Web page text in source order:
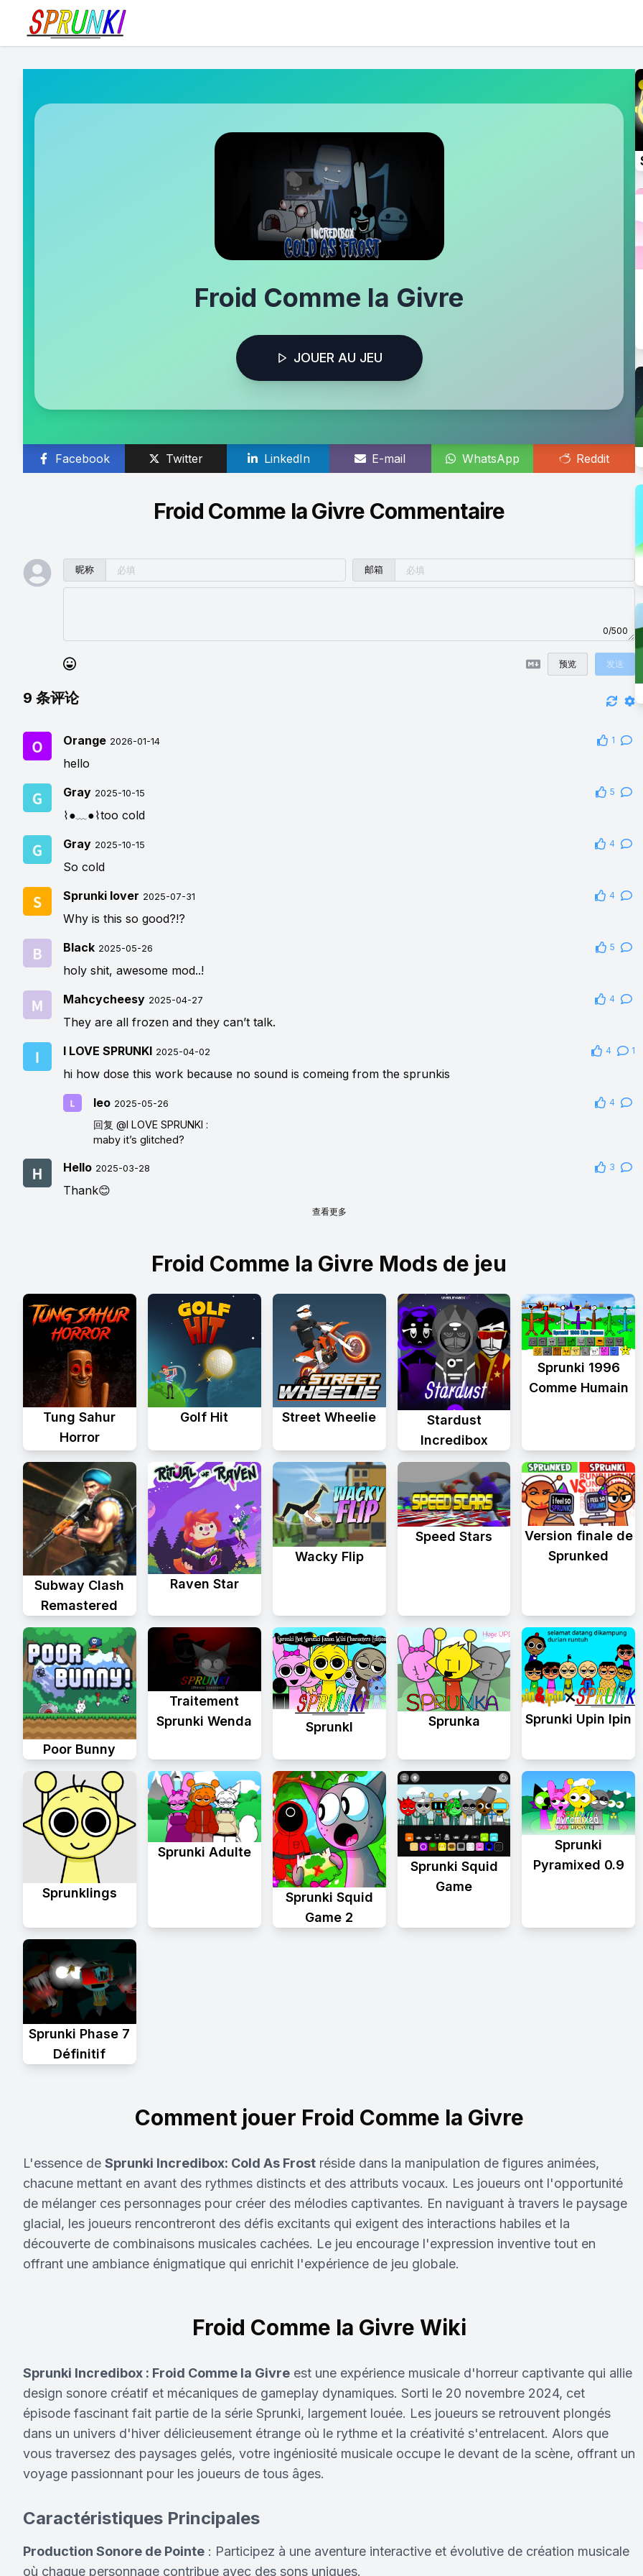
Froid Comme la Givre
JOUER AU JEU
Facebook Twitter LinkedIn E-mail WhatsApp Reddit
Froid Comme la Givre Commentaire
昵称 邮箱
0/500
预览 发送
9 条评论
Orange 2026-01-14 1
hello
Gray 2025-10-15 5
⌇●﹏●⌇too cold
Gray 2025-10-15 4
So cold
Sprunki lover 2025-07-31 4
Why is this so good?!?
Black 2025-05-26 5
holy shit, awesome mod..!
Mahcycheesy 2025-04-27 4
They are all frozen and they can’t talk.
I LOVE SPRUNKI 2025-04-02 4 1
hi how dose this work because no sound is comeing from the sprunkis
leo 2025-05-26 4
回复 @I LOVE SPRUNKI :
maby it’s glitched?
Hello 2025-03-28 3
Thank😊
查看更多
Froid Comme la Givre Mods de jeu
Tung Sahur
Horror
Golf Hit Street Wheelie
Stardust
Incredibox
Sprunki 1996
Comme Humain
Subway Clash
Remastered
Raven Star
Wacky Flip
Speed Stars
Version finale de
Sprunked
Poor Bunny
Traitement
Sprunki Wenda
Sprunkl Sprunka Sprunki Upin Ipin
Sprunklings
Sprunki Adulte
Sprunki Squid
Game 2
Sprunki Squid
Game
Sprunki
Pyramixed 0.9
Sprunki Phase 7
Définitif
Comment jouer Froid Comme la Givre
L'essence de Sprunki Incredibox: Cold As Frost réside dans la manipulation de figures animées,
chacune mettant en avant des rythmes distincts et des attributs vocaux. Les joueurs ont l'opportunité
de mélanger ces personnages pour créer des mélodies captivantes. En naviguant à travers le paysage
glacial, les joueurs rencontreront des défis excitants qui exigent des interactions habiles et la
découverte de combinaisons musicales cachées. Le jeu encourage l'expression inventive tout en
offrant une ambiance énigmatique qui enrichit l'expérience de jeu globale.
Froid Comme la Givre Wiki
Sprunki Incredibox : Froid Comme la Givre est une expérience musicale d'horreur captivante qui allie
design sonore créatif et mécaniques de gameplay dynamiques. Sorti le 20 novembre 2024, cet
épisode fascinant fait partie de la série Sprunki, largement louée. Les joueurs se retrouvent plongés
dans un univers d'hiver délicieusement étrange où le rythme et la créativité s'entrelacent. Alors que
vous traversez des paysages gelés, votre ingéniosité musicale occupe le devant de la scène, offrant un
voyage passionnant pour les joueurs de tous âges.
Caractéristiques Principales
Production Sonore de Pointe : Participez à une aventure interactive et évolutive de création musicale
où chaque personnage contribue avec des sons uniques.